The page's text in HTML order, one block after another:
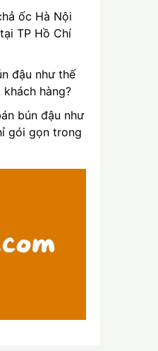
ốc Hà Nội
TP Hồ Chí
đậu như thế
hàng?
bún đậu như
gói gọn trong